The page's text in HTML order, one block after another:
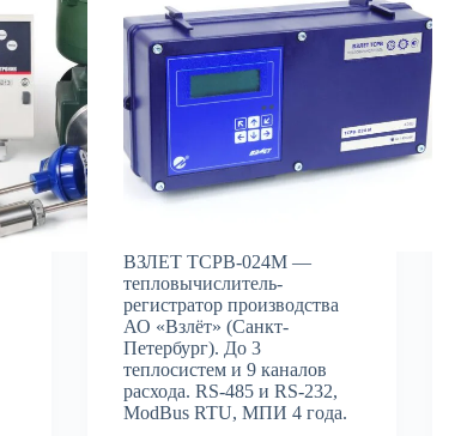
ВЗЛЕТ ТСРВ-024M —
тепловычислитель-
регистратор производства
АО «Взлёт» (Санкт-
Петербург). До 3
теплосистем и 9 каналов
расхода. RS-485 и RS-232,
ModBus RTU, МПИ 4 года.